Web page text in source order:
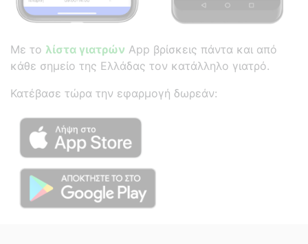
Με το λίστα γιατρών App βρίσκεις πάντα και από
κάθε σημείο της Ελλάδας τον κατάλληλο γιατρό.
Κατέβασε τώρα την εφαρμογή δωρεάν: